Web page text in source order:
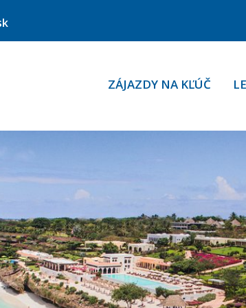
ZÁJAZDY NA KĽÚČ